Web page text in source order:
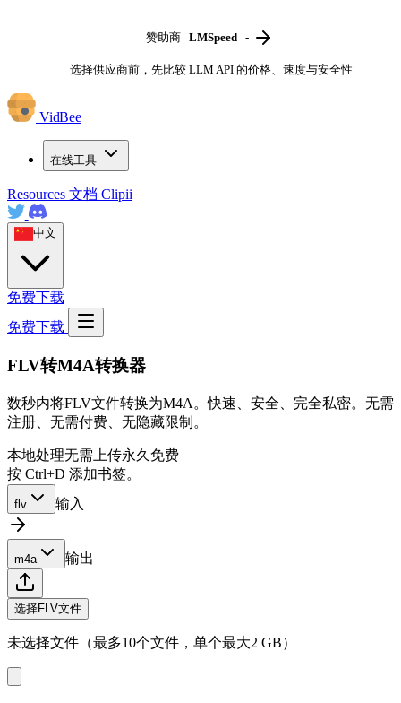
赞助商 LMSpeed -
选择供应商前，先比较 LLM API 的价格、速度与安全性
VidBee
在线工具
Resources 文档 Clipii
中文
免费下载
免费下载
FLV转M4A转换器
数秒内将FLV文件转换为M4A。快速、安全、完全私密。无需
注册、无需付费、无隐藏限制。
本地处理无需上传永久免费
按 Ctrl+D 添加书签。
flv 输入
m4a 输出
选择FLV文件
未选择文件（最多10个文件，单个最大2 GB）